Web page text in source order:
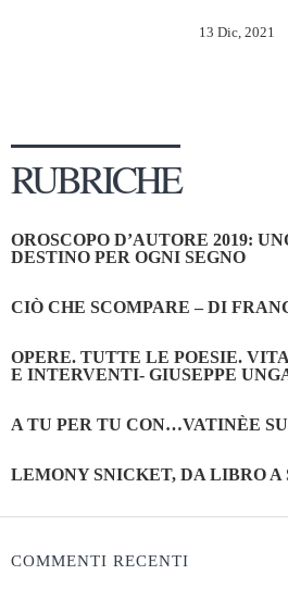
13 Dic, 2021
RUBRICHE
OROSCOPO D’AUTORE 2019:
DESTINO PER OGNI SEGNO
CIÒ CHE SCOMPARE – DI
OPERE. TUTTE LE POESIE.
E INTERVENTI- GIUSEPPE
A TU PER TU CON…VATINÈE
LEMONY SNICKET, DA LIBRO A
COMMENTI RECENTI